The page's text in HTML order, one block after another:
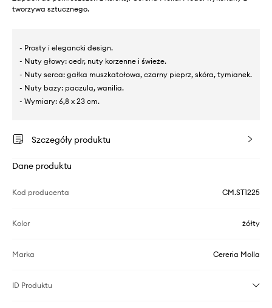
tworzywa sztucznego.
- Prosty i elegancki design.
- Nuty głowy: cedr, nuty korzenne i świeże.
- Nuty serca: gałka muszkatołowa, czarny pieprz, skóra, tymianek.
- Nuty bazy: paczula, wanilia.
- Wymiary: 6,8 x 23 cm.
Szczegóły produktu
Dane produktu
Kod producenta CM.ST1225
Kolor żółty
Marka Cereria Molla
ID Produktu